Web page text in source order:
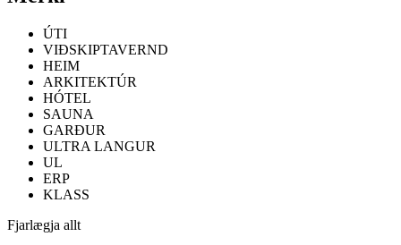
ÚTI
VIÐSKIPTAVERND
HEIM
ARKITEKTÚR
HÓTEL
SAUNA
GARÐUR
ULTRA LANGUR
UL
ERP
KLASS
Fjarlægja allt